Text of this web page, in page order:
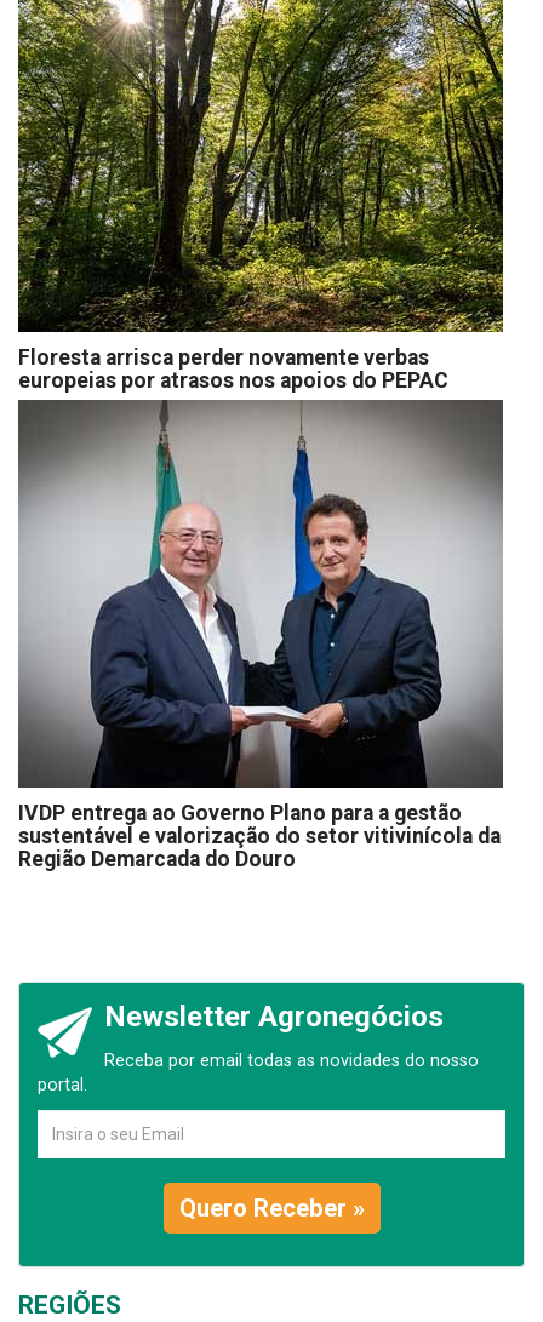
Floresta arrisca perder novamente verbas
europeias por atrasos nos apoios do PEPAC
IVDP entrega ao Governo Plano para a gestão
sustentável e valorização do setor vitivinícola da
Região Demarcada do Douro
Newsletter Agronegócios
Receba por email todas as novidades do nosso
portal.
Quero Receber »
REGIÕES